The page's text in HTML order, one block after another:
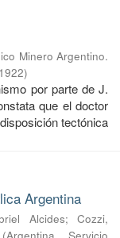
Minero Argentino.
1922)
por parte de J.
que el doctor
tectónica
Argentina
Alcides;Cozzi,